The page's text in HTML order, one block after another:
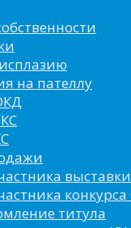
на пателлу
выставки
конкурса
титула